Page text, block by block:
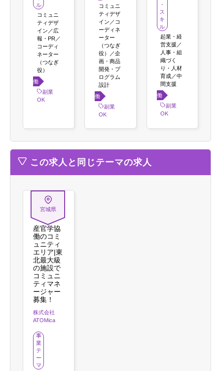
ル
コミュニ
ティデザ
イン／広
報・PR／
コーディ
ネーター
（つなぎ
役）
働き
方 副業
OK
コミュニ
ティデザ
イン／コ
ーディネ
ーター
（つなぎ
役）／企
画・商品
開発・プ
ログラム
設計
働き
方副業
OK
・
ス
キ
ル
起業・経
営支援／
人事・組
織づく
り・人材
育成／中
間支援
働き
方副業
OK
この求人と同じテーマの求人
宮城県
産官学協
働のコミ
ュニティ
エリア|東
北最大級
の施設で
コミュニ
ティマネ
ージャー
募集！
株式会社
ATOMica
事
業
テ
ー
マ